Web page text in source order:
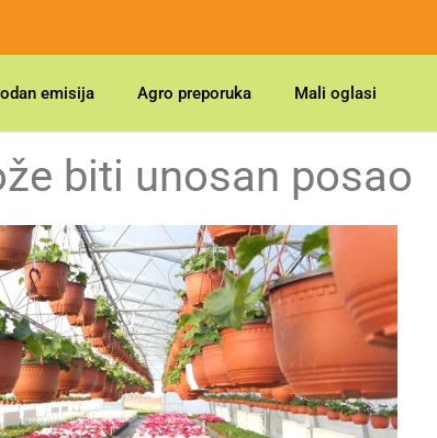
emisija Agro preporuka Mali oglasi
biti unosan posao